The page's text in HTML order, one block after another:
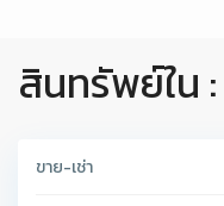
สินทรัพย์ใน
ขาย-เช่า